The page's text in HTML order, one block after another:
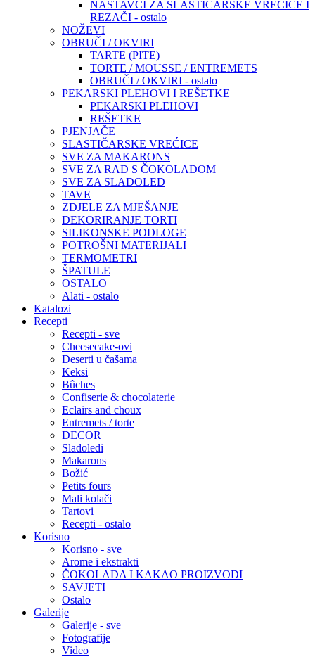
NASTAVCI ZA SLASTIČARSKE VREĆICE I
REZAČI - ostalo
NOŽEVI
OBRUČI / OKVIRI
TARTE (PITE)
TORTE / MOUSSE / ENTREMETS
OBRUČI / OKVIRI - ostalo
PEKARSKI PLEHOVI I REŠETKE
PEKARSKI PLEHOVI
REŠETKE
PJENJAČE
SLASTIČARSKE VREĆICE
SVE ZA MAKARONS
SVE ZA RAD S ČOKOLADOM
SVE ZA SLADOLED
TAVE
ZDJELE ZA MJEŠANJE
DEKORIRANJE TORTI
SILIKONSKE PODLOGE
POTROŠNI MATERIJALI
TERMOMETRI
ŠPATULE
OSTALO
Alati - ostalo
Katalozi
Recepti
Recepti - sve
Cheesecake-ovi
Deserti u čašama
Keksi
Bûches
Confiserie & chocolaterie
Eclairs and choux
Entremets / torte
DECOR
Sladoledi
Makarons
Božić
Petits fours
Mali kolači
Tartovi
Recepti - ostalo
Korisno
Korisno - sve
Arome i ekstrakti
ČOKOLADA I KAKAO PROIZVODI
SAVJETI
Ostalo
Galerije
Galerije - sve
Fotografije
Video